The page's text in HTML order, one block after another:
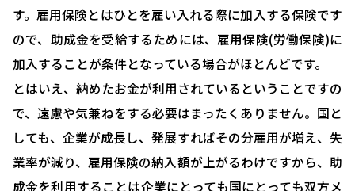
就業規則について
採用コンサルティング
人事評価制度について
確定拠出型年金について
社会保険・給与計算について
労務システム管理について
す。雇用保険とはひとを雇い入れる際に加入する保険です
ので、助成金を受給するためには、雇用保険(労働保険)に
加入することが条件となっている場合がほとんどです。
とはいえ、納めたお金が利用されているということですの
で、遠慮や気兼ねをする必要はまったくありません。国と
しても、企業が成長し、発展すればその分雇用が増え、失
業率が減り、雇用保険の納入額が上がるわけですから、助
成金を利用することは企業にとっても国にとっても双方メ